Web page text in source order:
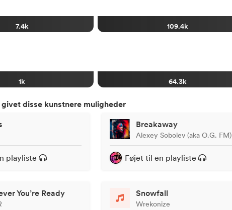
7.4k 109.4k
1k 64.3k
disse kunstnere muligheder
playliste
Breakaway
Alexey Sobolev (aka O.G. FM)
Føjet til en playliste
You’re Ready Snowfall
Wrekonize